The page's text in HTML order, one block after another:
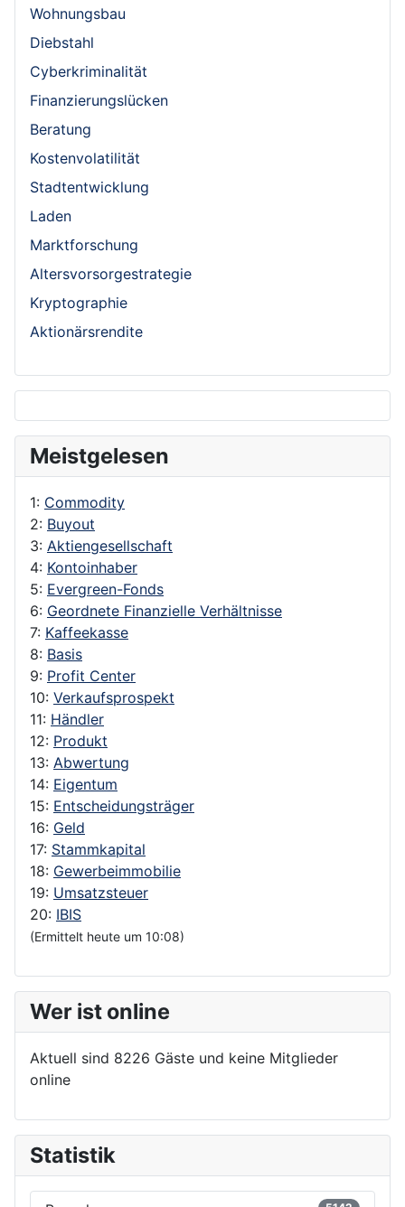
Wohnungsbau
Diebstahl
Cyberkriminalität
Finanzierungslücken
Beratung
Kostenvolatilität
Stadtentwicklung
Laden
Marktforschung
Altersvorsorgestrategie
Kryptographie
Aktionärsrendite
Meistgelesen
1: Commodity
2: Buyout
3: Aktiengesellschaft
4: Kontoinhaber
5: Evergreen-Fonds
6: Geordnete Finanzielle Verhältnisse
7: Kaffeekasse
8: Basis
9: Profit Center
10: Verkaufsprospekt
11: Händler
12: Produkt
13: Abwertung
14: Eigentum
15: Entscheidungsträger
16: Geld
17: Stammkapital
18: Gewerbeimmobilie
19: Umsatzsteuer
20: IBIS
(Ermittelt heute um 10:08)
Wer ist online
Aktuell sind 8226 Gäste und keine Mitglieder
online
Statistik